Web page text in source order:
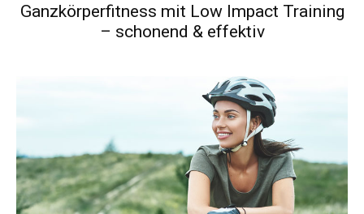
Ganzkörperfitness mit Low Impact Training
– schonend & effektiv